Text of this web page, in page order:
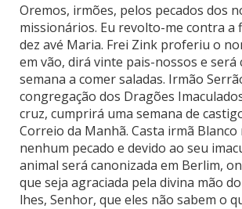
Oremos, irmões, pelos pecados dos
missionários. Eu revolto-me contra a
dez avé Maria. Frei Zink proferiu o
em vão, dirá vinte pais-nossos e será
semana a comer saladas. Irmão
congregação dos Dragões
cruz, cumprirá uma semana de
Correio da Manhã. Casta irmã
nenhum pecado e devido ao seu
animal será canonizada em Berlim,
que seja agraciada pela divina mão
lhes, Senhor, que eles não sabem o